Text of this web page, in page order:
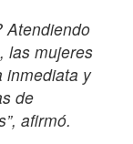
Atendiendo
las mujeres
inmediata y
de
afirmó.